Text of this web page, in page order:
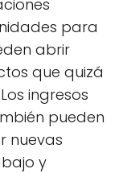
para
abrir
que quizá
ingresos
pueden
nuevas
y